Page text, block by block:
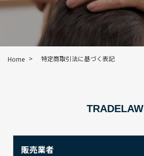
Home > 特定商取引法に基づく表記
TRADELAW
販売業者